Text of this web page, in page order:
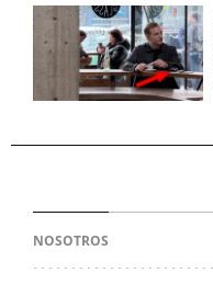
NOSOTROS